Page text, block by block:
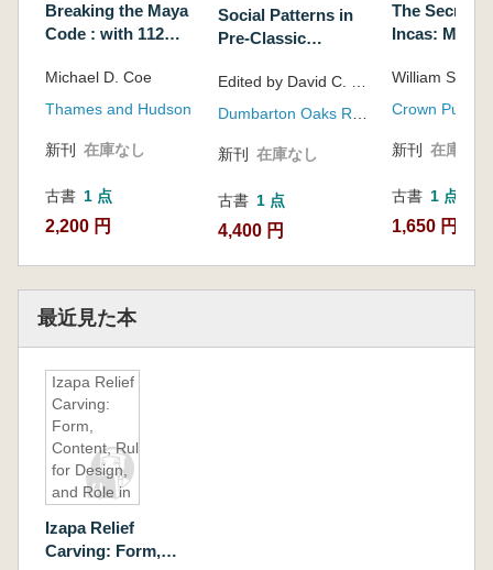
Breaking the Maya
Code : with 112
字解読:112の図解付
き)
Michael D. Coe
Thames and Hudson
新刊 在庫なし
古書 1 点
2,200 円
ン)
Social Patterns in
Pre-Classic
典期メソアメリカの
社会パターン)
新刊 在庫なし
古書 1 点
4,400 円
The Secret
Incas: Myth,
War Against
ンカの秘密
の戦い)
William
Crown
新刊 在庫なし
古書 1 点
1,650 円
最近見た本
Izapa Relief
Carving:
Form,
Content, Rules
for Design,
and Role in
Art History and
Archaeology(
Izapa Relief
Carving: Form,